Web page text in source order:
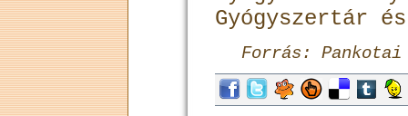
Gyógyszertár
Forrás: Pankotai